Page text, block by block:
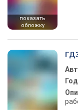
показать
обложку